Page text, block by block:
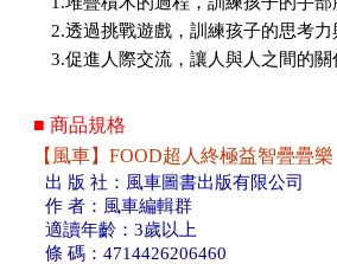
2.透過挑戰遊戲，訓練孩子的思考力
3.促進人際交流，讓人與人之間的關
■ 商品規格
【風車】FOOD超人終極益智疊疊樂
出 版 社：風車圖書出版有限公司
作 者：風車編輯群
適讀年齡：3歲以上
條 碼：4714426206460